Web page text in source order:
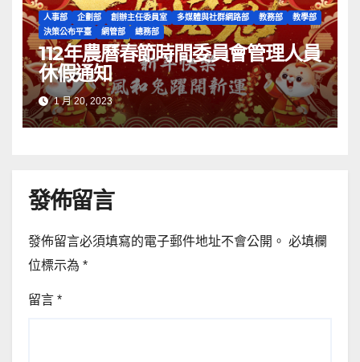
人事部 企劃部 創辦主任委員室 多媒體與社群網路部 教務部
教學部
決策公布平臺
網管部 總務部
112年農曆春節時間委員會管理人員
休假通知
1 月 20, 2023
發佈留言
發佈留言必須填寫的電子郵件地址不會公開。 必填欄
位標示為 *
留言 *